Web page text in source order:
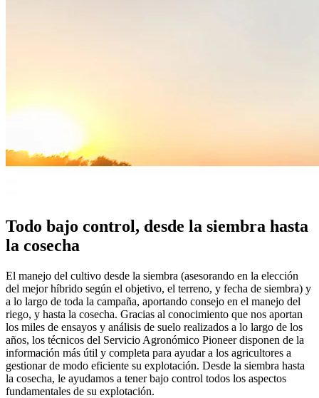
Todo bajo control, desde la siembra hasta
la cosecha
El manejo del cultivo desde la siembra (asesorando en la elección
del mejor híbrido según el objetivo, el terreno, y fecha de siembra) y
a lo largo de toda la campaña, aportando consejo en el manejo del
riego, y hasta la cosecha. Gracias al conocimiento que nos aportan
los miles de ensayos y análisis de suelo realizados a lo largo de los
años, los técnicos del Servicio Agronómico Pioneer disponen de la
información más útil y completa para ayudar a los agricultores a
gestionar de modo eficiente su explotación. Desde la siembra hasta
la cosecha, le ayudamos a tener bajo control todos los aspectos
fundamentales de su explotación.